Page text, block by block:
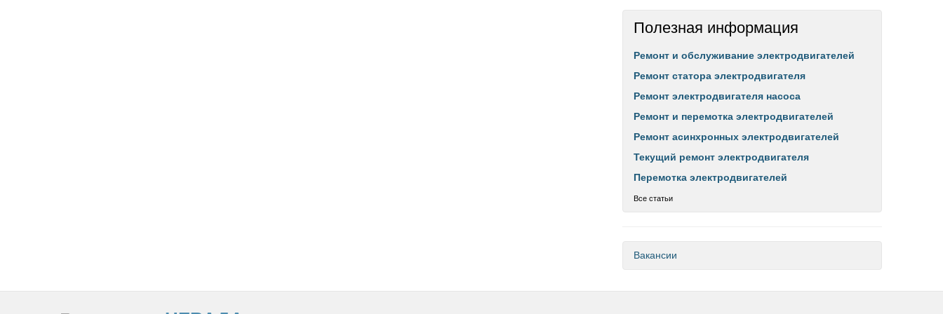
Полезная информация
Ремонт и обслуживание электродвигателей
Ремонт статора электродвигателя
Ремонт электродвигателя насоса
Ремонт и перемотка электродвигателей
Ремонт асинхронных электродвигателей
Текущий ремонт электродвигателя
Перемотка электродвигателей
Все статьи
Вакансии